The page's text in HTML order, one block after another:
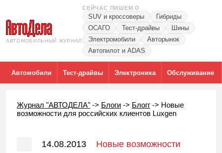
АВТОМОБИЛЬНЫЙ ЖУРНАЛ
СЕЙЧАС ПИШЕМ О
SUV и кроссоверы
Гибриды
ОСАГО
Тест-драйвы
Шины
Электромобили
Авторынок
Автопилот и ADAS
Автомобили Тест-драйвы Электроника Обслуживание
Журнал "АВТОДЕЛА" -> Блоги -> Блогг -> Новые
возможности для российских клиентов Luxgen
14.08.2013
Новые возможности